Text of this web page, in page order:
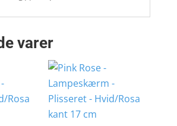
varer